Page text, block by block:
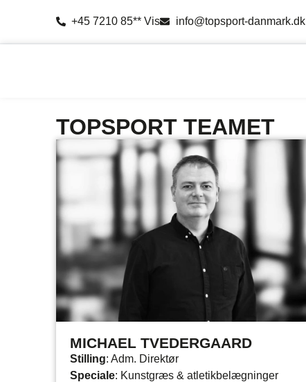
+45 7210 85** Vis info@topsport-danmark.dk
TOPSPORT TEAMET
MICHAEL TVEDERGAARD
Stilling: Adm. Direktør
Speciale: Kunstgræs & atletikbelægninger